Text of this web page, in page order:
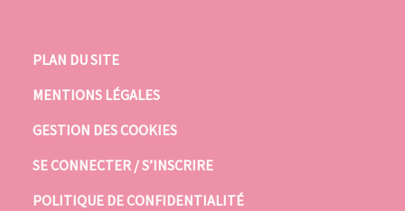
PLAN DU SITE
MENTIONS LÉGALES
GESTION DES COOKIES
SE CONNECTER / S’INSCRIRE
POLITIQUE DE CONFIDENTIALITÉ